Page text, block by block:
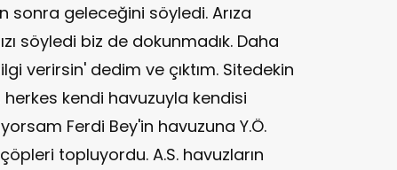
sonra geleceğini söyledi. Arıza
söyledi biz de dokunmadık. Daha
verirsin' dedim ve çıktım. Sitedekin
herkes kendi havuzuyla kendisi
Ferdi Bey'in havuzuna Y.Ö.
topluyordu. A.S. havuzların